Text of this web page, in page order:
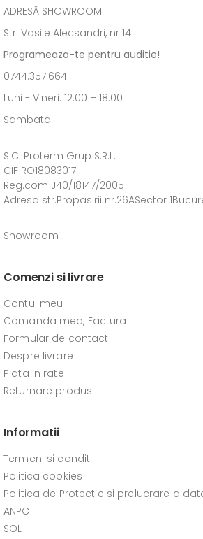
ADRESĂ SHOWROOM
Str. Vasile Alecsandri, nr 14
Programeaza-te pentru auditie!
0744.357.664
Luni - Vineri: 12:00 – 18.00
Sambata
S.C. Proterm Grup S.R.L.
CIF RO18083017
Reg.com J40/18147/2005
Adresa str.Propasirii nr.26ASector
Showroom
Comenzi si livrare
Contul meu
Comanda mea, Factura
Formular de contact
Despre livrare
Plata in rate
Returnare produs
Informatii
Termeni si conditii
Politica cookies
Politica de Protectie si prelucrare a
ANPC
SOL